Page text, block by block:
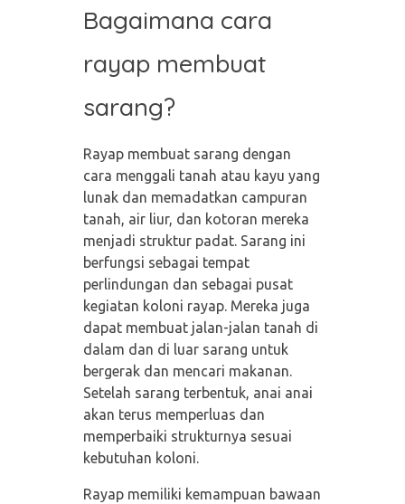
Bagaimana cara
rayap membuat
sarang?
Rayap membuat sarang dengan
cara menggali tanah atau kayu yang
lunak dan memadatkan campuran
tanah, air liur, dan kotoran mereka
menjadi struktur padat. Sarang ini
berfungsi sebagai tempat
perlindungan dan sebagai pusat
kegiatan koloni rayap. Mereka juga
dapat membuat jalan-jalan tanah di
dalam dan di luar sarang untuk
bergerak dan mencari makanan.
Setelah sarang terbentuk, anai anai
akan terus memperluas dan
memperbaiki strukturnya sesuai
kebutuhan koloni.
Rayap memiliki kemampuan bawaan